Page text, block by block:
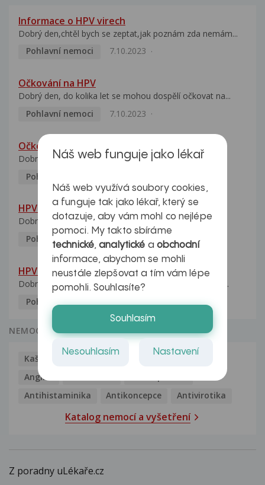
Informace o HPV virech
Dobrý den,chtěl bych se zeptat,jak poznám zda nemám...
Pohlavní nemoci
7.10.2023
Očkování na HPV
Dobrý den, do kolika let se mohou dospělí očkovat na...
Pohlavní nemoci
7.10.2023
Očkování na HPV
Dobrý den, mým dětem je 18 a 20 let. Chci je nechat...
Pohlavní nemoci
HPV pozitivní manželka
Dobrý den, manželka po xx letech přivezla z Východu...
Pohlavní nemoci
5.10.2023
HPV typ 52 u partnerky
Dobrý deň prajem. Prosím Vás ako sa dá vyliečiť vírus...
Pohlavní nemoci
5.10.2023
NEMOCI
Kašel Alergie Alkoholismus
Analgetika
Angína
Antihistaminika
Antikoncepce Antivirotika
Katalog nemocí a vyšetření
Z poradny uLékaře.cz
Náš web funguje jako lékař
Náš web využívá soubory cookies,
a funguje tak jako lékař, který se
dotazuje, aby vám mohl co nejlépe
pomoci. My takto sbíráme
technické,analytické a obchodní
informace, abychom se mohli
neustále zlepšovat a tím vám lépe
pomohli. Souhlasíte?
Souhlasím
Nesouhlasím Nastavení